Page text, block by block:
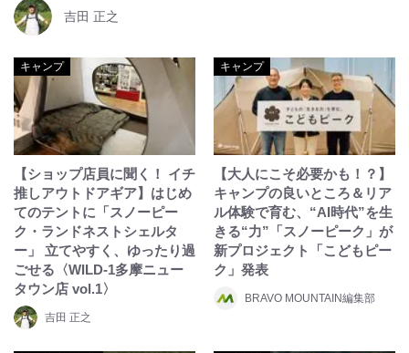
吉田 正之
キャンプ
【ショップ店員に聞く！ イチ
推しアウトドアギア】はじめ
てのテントに「スノーピー
ク・ランドネストシェルタ
ー」 立てやすく、ゆったり過
ごせる〈WILD-1多摩ニュー
タウン店 vol.1〉
吉田 正之
キャンプ
【大人にこそ必要かも！？】
キャンプの良いところ＆リア
ル体験で育む、“AI時代”を生
きる“力”「スノーピーク」が
新プロジェクト「こどもピー
ク」発表
BRAVO MOUNTAIN編集部